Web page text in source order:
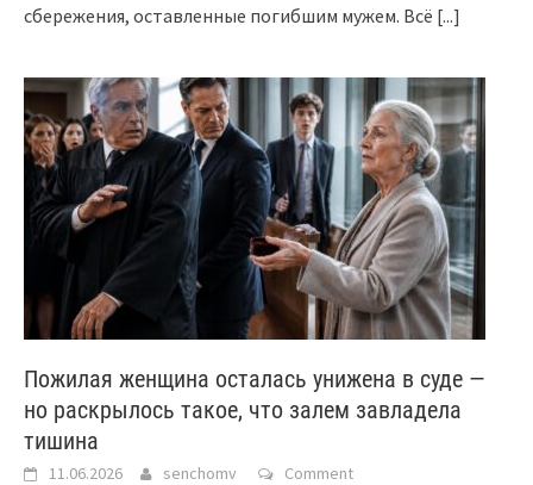
сбережения, оставленные погибшим мужем. Всё [...]
Пожилая женщина осталась унижена в суде —
но раскрылось такое, что залем завладела
тишина
11.06.2026 senchomv Comment